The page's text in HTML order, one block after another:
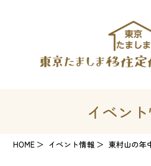
イベン
HOME イベント情報 東村山の年